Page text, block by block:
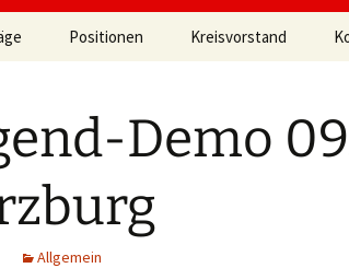
Positionen Kreisvorstand
Demo
Allgemein